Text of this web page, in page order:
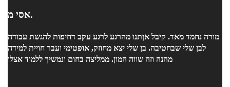
אסי מ.
מורה נחמד מאד. קיבל אןתנו מהרגע לרגע עקב דחיפות להגשת עבודה
לבן שלי שבחטיבה. בן שלי יצא מחוזק, אופטימי ועבר חויית למידה
מהנה וזה שווה המון. ממליצה בחום ונמשיך ללמוד אצלו